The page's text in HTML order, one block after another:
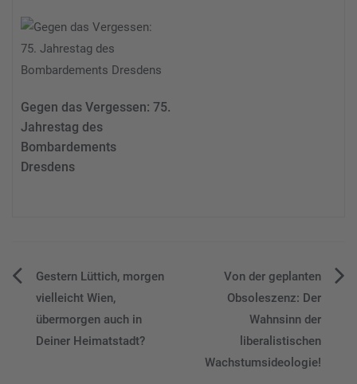
Gegen das Vergessen: 75.
Jahrestag des
Bombardements
Dresdens
Beitragsnavigation
Gestern Lüttich, morgen
vielleicht Wien,
übermorgen auch in
Deiner Heimatstadt?
Von der geplanten
Obsoleszenz: Der
Wahnsinn der
liberalistischen
Wachstumsideologie!